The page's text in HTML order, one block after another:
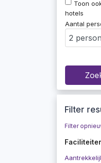
Toon
hotels
Aantal
Filter
Filter